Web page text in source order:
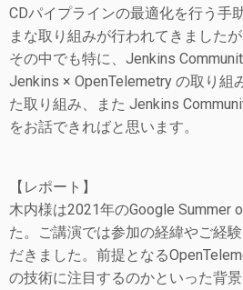
CDパイプラインの最適化を行う手
まな取り組みが行われてきました
その中でも特に、Jenkins
Jenkins × OpenTelemetry の取り組
た取り組み、また Jenkins
をお話できればと思います。
【レポート】
木内様は2021年のGoogle Summer
た。ご講演では参加の経緯やご経
だきました。前提となる
の技術に注目するのかといった背